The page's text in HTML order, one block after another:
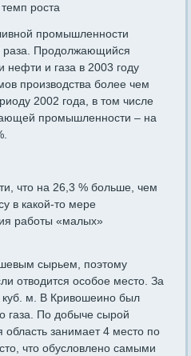
роста
промышленности
раза. Продолжающийся
нефти и газа в 2003 году
производства более чем
2002 года, в том числе
промышленности – на
что на 26,3 % больше, чем
в какой-то мере
работы «малых»
сырьем, поэтому
отводится особое место. За
м. В Кривошеино был
газа. По добыче сырой
занимает 4 место по
что обусловлено самыми